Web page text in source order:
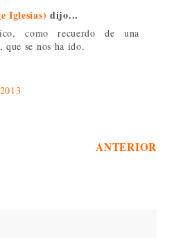
Iglesias) dijo...
como recuerdo de una
que se nos ha ido.
ANTERIOR